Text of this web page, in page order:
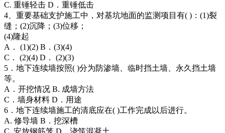
C. 重锤轻击 D．重锤低击
4、重要基础支护施工中，对基坑地面的监测项目有( )：(1)裂
缝；(2)沉降；(3)位移；
(4)隆起
A． (1)(2) B．(3)(4)
C． (2)(4) D． (2)(3)
5．地下连续墙按照( )分为防渗墙、临时挡土墙、永久挡土墙
等。
A．开挖情况 B. 成墙方法
C．墙身材料 D．用途
6．地下连续墙施工的清底应在( )工作完成以后进行。
A. 修导墙 B．挖深槽